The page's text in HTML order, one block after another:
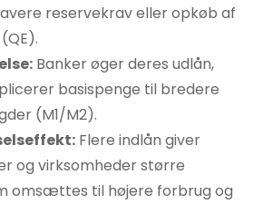
reservekrav eller opkøb af
Banker øger deres udlån,
basispenge til bredere
(M1/M2).
Flere indlån giver
og virksomheder større
omsættes til højere forbrug og